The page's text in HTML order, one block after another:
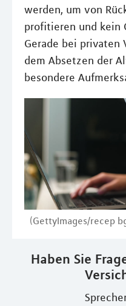
werden, um von
profitieren und kein
Gerade bei privaten
dem Absetzen der
besondere
(GettyImages/recep
Haben Sie